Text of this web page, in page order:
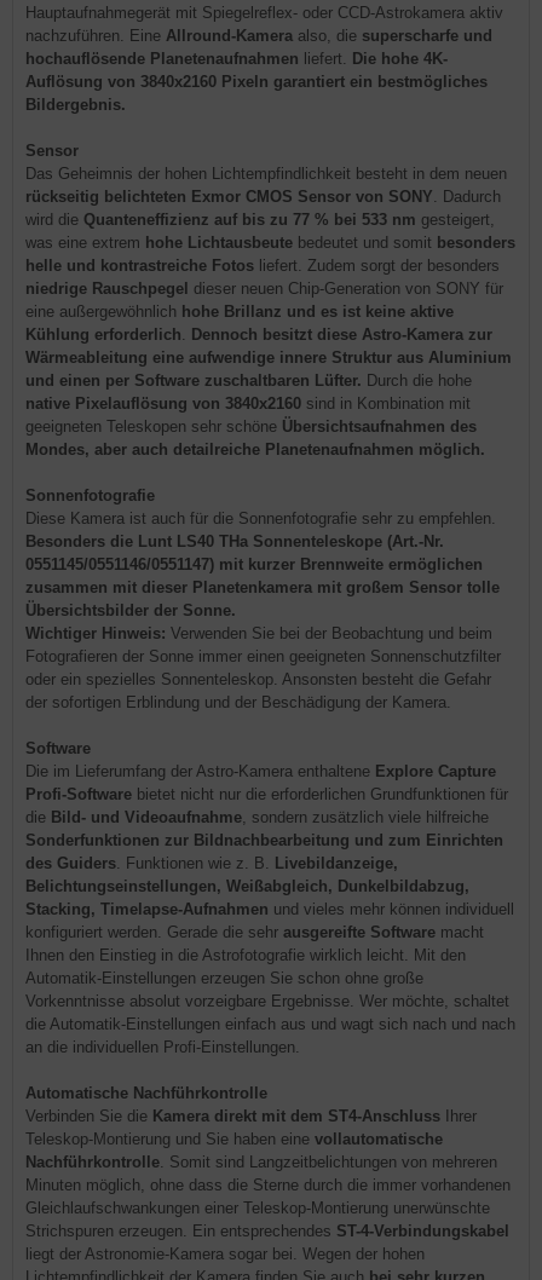
Hauptaufnahmegerät mit Spiegelreflex- oder CCD-Astrokamera aktiv
nachzuführen. Eine Allround-Kamera also, die superscharfe und
hochauflösende Planetenaufnahmen liefert. Die hohe 4K-
Auflösung von 3840x2160 Pixeln garantiert ein bestmögliches
Bildergebnis.
Sensor
Das Geheimnis der hohen Lichtempfindlichkeit besteht in dem neuen
rückseitig belichteten Exmor CMOS Sensor von SONY. Dadurch
wird die Quanteneffizienz auf bis zu 77 % bei 533 nm gesteigert,
was eine extrem hohe Lichtausbeute bedeutet und somit besonders
helle und kontrastreiche Fotos liefert. Zudem sorgt der besonders
niedrige Rauschpegel dieser neuen Chip-Generation von SONY für
eine außergewöhnlich hohe Brillanz und es ist keine aktive
Kühlung erforderlich. Dennoch besitzt diese Astro-Kamera zur
Wärmeableitung eine aufwendige innere Struktur aus Aluminium
und einen per Software zuschaltbaren Lüfter. Durch die hohe
native Pixelauflösung von 3840x2160 sind in Kombination mit
geeigneten Teleskopen sehr schöne Übersichtsaufnahmen des
Mondes, aber auch detailreiche Planetenaufnahmen möglich.
Sonnenfotografie
Diese Kamera ist auch für die Sonnenfotografie sehr zu empfehlen.
Besonders die Lunt LS40 THa Sonnenteleskope (Art.-Nr.
0551145/0551146/0551147) mit kurzer Brennweite ermöglichen
zusammen mit dieser Planetenkamera mit großem Sensor tolle
Übersichtsbilder der Sonne.
Wichtiger Hinweis: Verwenden Sie bei der Beobachtung und beim
Fotografieren der Sonne immer einen geeigneten Sonnenschutzfilter
oder ein spezielles Sonnenteleskop. Ansonsten besteht die Gefahr
der sofortigen Erblindung und der Beschädigung der Kamera.
Software
Die im Lieferumfang der Astro-Kamera enthaltene Explore Capture
Profi-Software bietet nicht nur die erforderlichen Grundfunktionen für
die Bild- und Videoaufnahme, sondern zusätzlich viele hilfreiche
Sonderfunktionen zur Bildnachbearbeitung und zum Einrichten
des Guiders. Funktionen wie z. B. Livebildanzeige,
Belichtungseinstellungen, Weißabgleich, Dunkelbildabzug,
Stacking, Timelapse-Aufnahmen und vieles mehr können individuell
konfiguriert werden. Gerade die sehr ausgereifte Software macht
Ihnen den Einstieg in die Astrofotografie wirklich leicht. Mit den
Automatik-Einstellungen erzeugen Sie schon ohne große
Vorkenntnisse absolut vorzeigbare Ergebnisse. Wer möchte, schaltet
die Automatik-Einstellungen einfach aus und wagt sich nach und nach
an die individuellen Profi-Einstellungen.
Automatische Nachführkontrolle
Verbinden Sie die Kamera direkt mit dem ST4-Anschluss Ihrer
Teleskop-Montierung und Sie haben eine vollautomatische
Nachführkontrolle. Somit sind Langzeitbelichtungen von mehreren
Minuten möglich, ohne dass die Sterne durch die immer vorhandenen
Gleichlaufschwankungen einer Teleskop-Montierung unerwünschte
Strichspuren erzeugen. Ein entsprechendes ST-4-Verbindungskabel
liegt der Astronomie-Kamera sogar bei. Wegen der hohen